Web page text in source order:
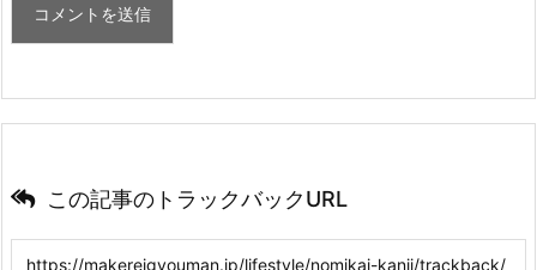
この記事のトラックバックURL